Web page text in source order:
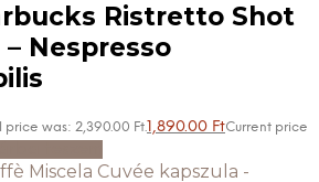
Ristretto Shot
Nespresso
price was: 2,390.00 Ft.1,890.00 FtCurrent price